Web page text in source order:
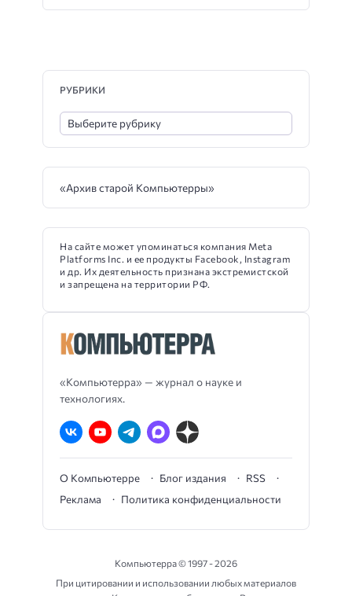
«Компьютерра» — журнал о науке и
технологиях.
О Компьютерре Блог издания
RSS
Реклама
Политика конфиденциальности
РУБРИКИ
«Архив старой Компьютерры»
На сайте может упоминаться компания Meta
Platforms Inc. и ее продукты Facebook, Instagram
и др. Их деятельность признана экстремистской
и запрещена на территории РФ.
Компьютерра ©1997 - 2026
При цитировании и использовании любых материалов